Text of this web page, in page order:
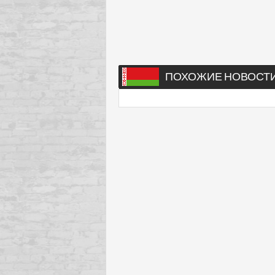
ПОХОЖИЕ